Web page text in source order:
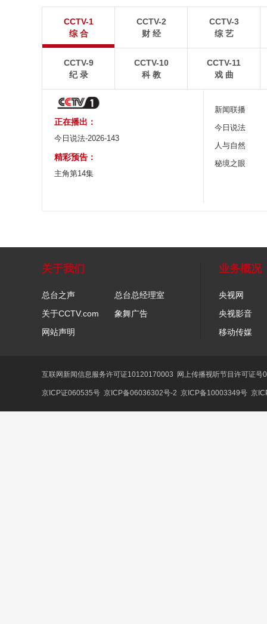
8月5日，“科伦坡”轮缓缓驶离山东港口青岛港前湾联
合集装箱码头。
8月6日，河北承德，
CCTV-1
综 合
CCTV-2
财 经
CCTV-3
综 艺
CCTV-9
纪 录
CCTV-10
科 教
CCTV-11
戏 曲
正在播出：
今日说法-2026-143
精彩预告：
主角第14集
新闻联播
今日说法
人与自然
秘境之眼
关于我们
总台之声
总台总经理室
关于CCTV.com
象舞广告
网站声明
业务概况
央视网
央视影音
移动传媒
互联网新闻信息服务许可证10120170003 网上传播视听节目许可证
京ICP证060535号 京ICP备06036302号-2 京ICP备10003349号 京